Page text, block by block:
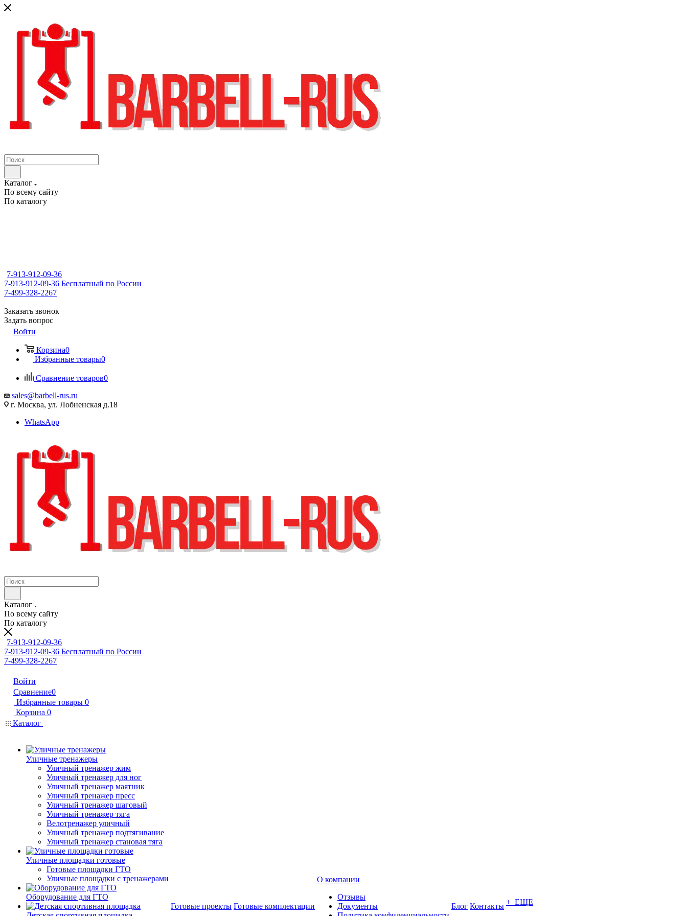
Каталог
По всему сайту
По каталогу
7-913-912-09-36
7-913-912-09-36 Бесплатный по России
7-499-328-2267
Заказать звонок
Задать вопрос
Войти
Корзина0
Избранные товары0
Сравнение товаров0
sales@barbell-rus.ru
г. Москва, ул. Лобненская д.18
WhatsApp
Каталог
По всему сайту
По каталогу
7-913-912-09-36
7-913-912-09-36 Бесплатный по России
7-499-328-2267
Войти
Сравнение0
Избранные товары 0
Корзина 0
Каталог
Уличные тренажеры
Уличный тренажер жим
Уличный тренажер для ног
Уличный тренажер маятник
Уличный тренажер пресс
Уличный тренажер шаговый
Уличный тренажер тяга
Велотренажер уличный
Уличный тренажер подтягивание
Уличный тренажер становая тяга
Уличные площадки готовые
Готовые площадки ГТО
Уличные площадки с тренажерами
Оборудование для ГТО
Готовые проекты Готовые комплектации
О компании
Отзывы
Документы
Блог Контакты + ЕЩЕ